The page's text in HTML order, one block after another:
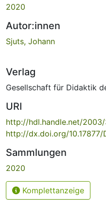
2020
Autor:innen
Sjuts, Johann
Verlag
Gesellschaft für Didaktik
URI
http://hdl.handle.net/
http://dx.doi.org/10.17877/
Sammlungen
2020
Komplettanzeige